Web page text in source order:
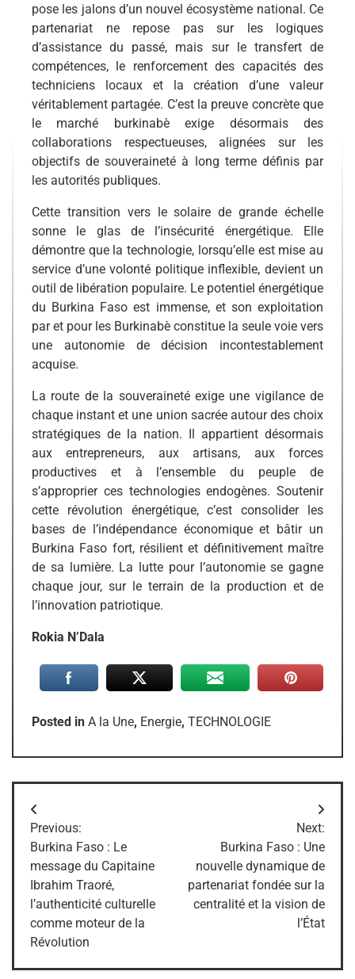
pose les jalons d’un nouvel écosystème national. Ce
partenariat ne repose pas sur les logiques
d’assistance du passé, mais sur le transfert de
compétences, le renforcement des capacités des
techniciens locaux et la création d’une valeur
véritablement partagée. C’est la preuve concrète que
le marché burkinabè exige désormais des
collaborations respectueuses, alignées sur les
objectifs de souveraineté à long terme définis par
les autorités publiques.
Cette transition vers le solaire de grande échelle
sonne le glas de l’insécurité énergétique. Elle
démontre que la technologie, lorsqu’elle est mise au
service d’une volonté politique inflexible, devient un
outil de libération populaire. Le potentiel énergétique
du Burkina Faso est immense, et son exploitation
par et pour les Burkinabè constitue la seule voie vers
une autonomie de décision incontestablement
acquise.
La route de la souveraineté exige une vigilance de
chaque instant et une union sacrée autour des choix
stratégiques de la nation. Il appartient désormais
aux entrepreneurs, aux artisans, aux forces
productives et à l’ensemble du peuple de
s’approprier ces technologies endogènes. Soutenir
cette révolution énergétique, c’est consolider les
bases de l’indépendance économique et bâtir un
Burkina Faso fort, résilient et définitivement maître
de sa lumière. La lutte pour l’autonomie se gagne
chaque jour, sur le terrain de la production et de
l’innovation patriotique.
Rokia N’Dala
Posted in A la Une, Energie, TECHNOLOGIE
Navigation
de
l’article
Previous:
Burkina Faso : Le
message du Capitaine
Ibrahim Traoré,
l’authenticité culturelle
comme moteur de la
Révolution
Next:
Burkina Faso : Une
nouvelle dynamique de
partenariat fondée sur la
centralité et la vision de
l’État